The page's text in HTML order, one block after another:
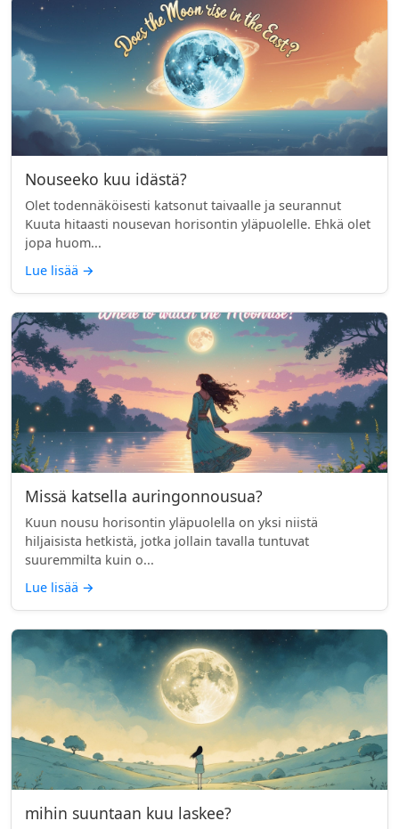
Nouseeko kuu idästä?
Olet todennäköisesti katsonut taivaalle ja seurannut
Kuuta hitaasti nousevan horisontin yläpuolelle. Ehkä olet
jopa huom...
Lue lisää →
Missä katsella auringonnousua?
Kuun nousu horisontin yläpuolella on yksi niistä
hiljaisista hetkistä, jotka jollain tavalla tuntuvat
suuremmilta kuin o...
Lue lisää →
mihin suuntaan kuu laskee?